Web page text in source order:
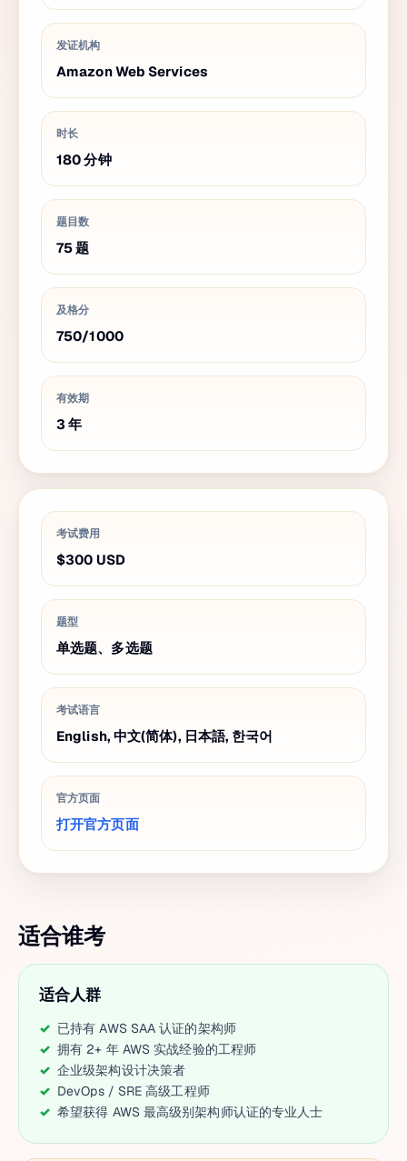
发证机构
Amazon Web Services
时长
180分钟
题目数
75题
及格分
750/1000
有效期
3 年
考试费用
$300 USD
题型
单选题、多选题
考试语言
English, 中文(简体), 日本語, 한국어
官方页面
打开官方页面
适合谁考
适合人群
已持有 AWS SAA 认证的架构师
拥有 2+ 年 AWS 实战经验的工程师
企业级架构设计决策者
DevOps / SRE 高级工程师
希望获得 AWS 最高级别架构师认证的专业人士